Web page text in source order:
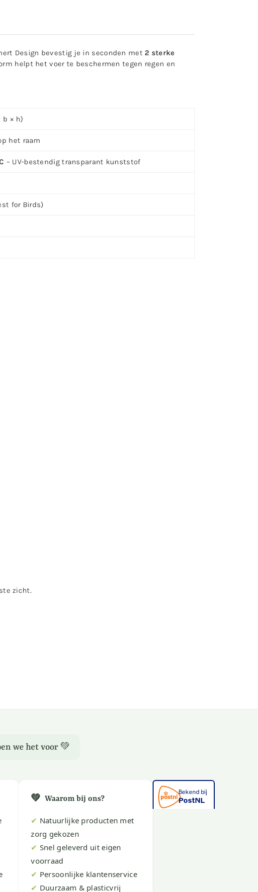
Design bevestig je in seconden met 2 sterke
helpt het voer te beschermen tegen regen en
b × h)
het raam
– UV-bestendig transparant kunststof
for Birds)
zicht.
we het voor 💚
💚 Waarom bij ons?
✔ Natuurlijke producten met
zorg gekozen
✔ Snel geleverd uit eigen
voorraad
✔ Persoonlijke klantenservice
✔ Duurzaam & plasticvrij